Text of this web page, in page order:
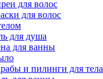
для волос
для волос
для душа
для ванны
и пилинги для тела